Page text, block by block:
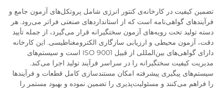
تضمین کیفیت در کارخانه‌ی کنتور انرژی شامل پروتکل‌های آزمون جامع و
فرآیندهای گواهی‌نامه است که از استانداردهای صنعتی فراتر می‌رود. هر
دسته تولید تحت رویه‌های آزمون سختگیرانه قرار می‌گیرد، از جمله تأیید
دقت، آزمون محیطی و ارزیابی سازگاری الکترومغناطیسی. این کارخانه
دارای گواهی‌های بین‌المللی از قبیل ISO 9001 است و سیستم‌های
مدیریت کیفیت سختگیرانه را در سراسر فرآیند تولید اجرا می‌کند.
سیستم‌های پیگیری پیشرفته امکان مستندسازی کامل قطعات و فرآیندها
را فراهم می‌کنند و مسئولیت‌پذیری را تضمین نموده و بهبود مستمر را